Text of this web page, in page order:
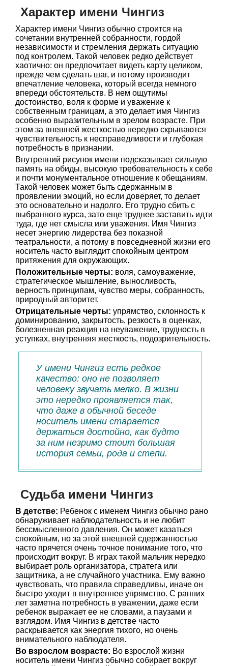
Характер имени Чингиз
Характер имени Чингиз обычно строится на
сочетании внутренней собранности, гордой
независимости и стремления держать ситуацию
под контролем. Такой человек редко действует
хаотично: он предпочитает видеть карту целиком,
прежде чем сделать шаг, и потому производит
впечатление человека, который всегда немного
впереди обстоятельств. В нем ощутимы
достоинство, воля к форме и уважение к
собственным границам, а это делает имя Чингиз
особенно выразительным в зрелом возрасте. При
этом за внешней жесткостью нередко скрываются
чувствительность к несправедливости и глубокая
потребность в признании.
Внутренний рисунок имени подсказывает сильную
память на обиды, высокую требовательность к себе
и почти монументальное отношение к обещаниям.
Такой человек может быть сдержанным в
проявлении эмоций, но если доверяет, то делает
это основательно и надолго. Его трудно сбить с
выбранного курса, зато еще труднее заставить идти
туда, где нет смысла или уважения. Имя Чингиз
несет энергию лидерства без показной
театральности, а потому в повседневной жизни его
носитель часто выглядит спокойным центром
притяжения для окружающих.
Положительные черты: воля, самоуважение,
стратегическое мышление, выносливость,
верность принципам, чувство меры, собранность,
природный авторитет.
Отрицательные черты: упрямство, склонность к
доминированию, закрытость, резкость в оценках,
болезненная реакция на неуважение, трудность в
уступках, внутренняя жесткость, подозрительность.
У имени Чингиз есть редкое
качество: оно не позволяет
человеку звучать мелко. В жизни
это нередко проявляется так,
что даже в обычной беседе
носитель имени старается
держаться достойно, как будто
за ним незримо стоит большая
история семьи, рода и степи.
Судьба имени Чингиз
В детстве: Ребенок с именем Чингиз обычно рано
обнаруживает наблюдательность и не любит
бессмысленного давления. Он может казаться
спокойным, но за этой внешней сдержанностью
часто прячется очень точное понимание того, что
происходит вокруг. В играх такой мальчик нередко
выбирает роль организатора, стратега или
защитника, а не случайного участника. Ему важно
чувствовать, что правила справедливы, иначе он
быстро уходит в внутреннее упрямство. С ранних
лет заметна потребность в уважении, даже если
ребенок выражает ее не словами, а паузами и
взглядом. Имя Чингиз в детстве часто
раскрывается как энергия тихого, но очень
внимательного наблюдателя.
Во взрослом возрасте: Во взрослой жизни
носитель имени Чингиз обычно собирает вокруг